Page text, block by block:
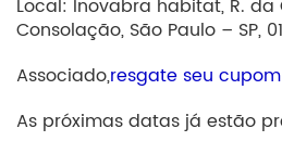
Local: Inovabra habitat, R. da
Consolação, São Paulo – SP,
Associado,resgate seu
As próximas datas já estão